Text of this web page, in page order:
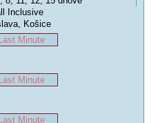
Inclusive
Košice
Last Minute
Last Minute
Last Minute